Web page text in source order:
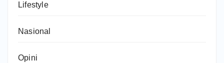
Lifestyle
Nasional
Opini